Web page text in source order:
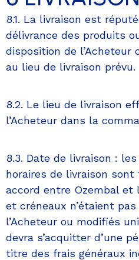
8.1. La livraison est
délivrance des produits
disposition de l’Acheteur
au lieu de livraison prévu.
8.2. Le lieu de livraison
l’Acheteur dans la
8.3. Date de livraison :
horaires de livraison sont
accord entre Ozembal et
et créneaux n’étaient
l’Acheteur ou modifiés
devra s’acquitter d’une
titre des frais généraux